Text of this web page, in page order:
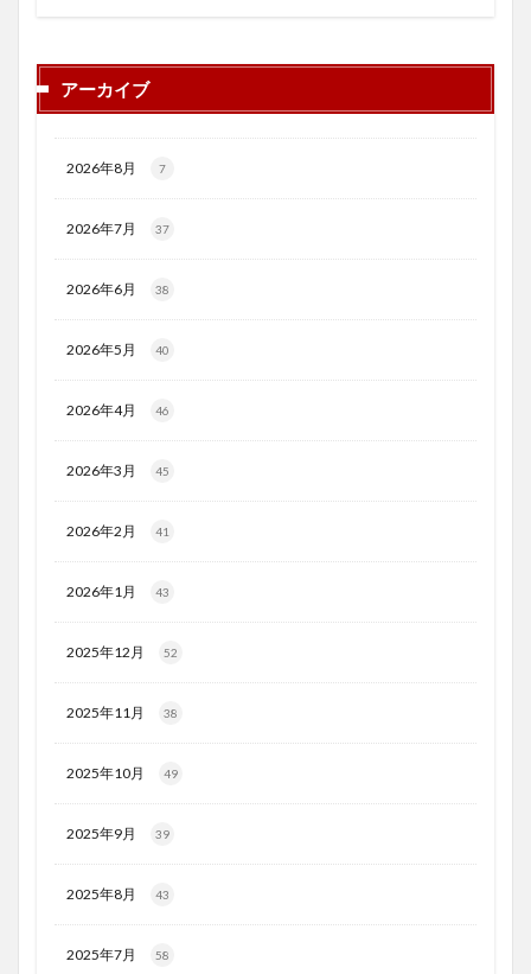
アーカイブ
2026年8月 7
2026年7月 37
2026年6月 38
2026年5月 40
2026年4月 46
2026年3月 45
2026年2月 41
2026年1月 43
2025年12月 52
2025年11月 38
2025年10月 49
2025年9月 39
2025年8月 43
2025年7月 58